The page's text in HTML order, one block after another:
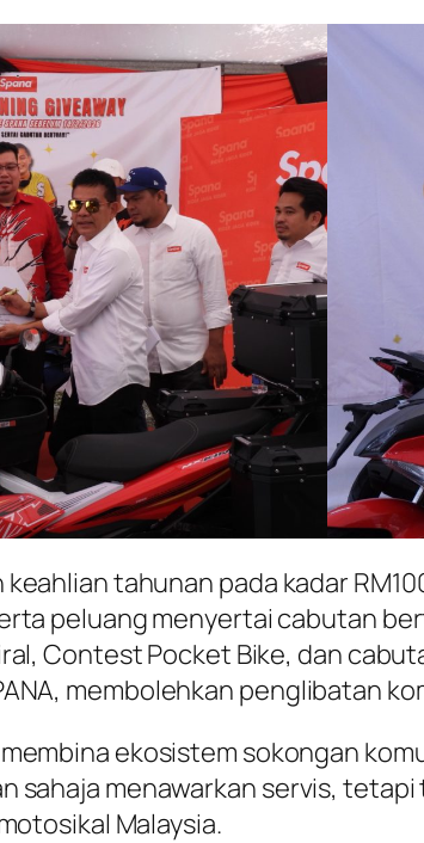
keahlian tahunan pada kadar
peluang menyertai cabutan
Contest Pocket Bike, dan
membolehkan penglibatan
ekosistem sokongan
sahaja menawarkan servis,
Malaysia.